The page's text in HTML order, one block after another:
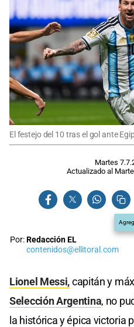
El festejo del 10 tras el gol ante
Martes
Actualizado al
Por:Redacción EL
contenidos@ellitoral.com
Lionel Messi,capitán y
Selección Argentina, no
la histórica y épica victoria